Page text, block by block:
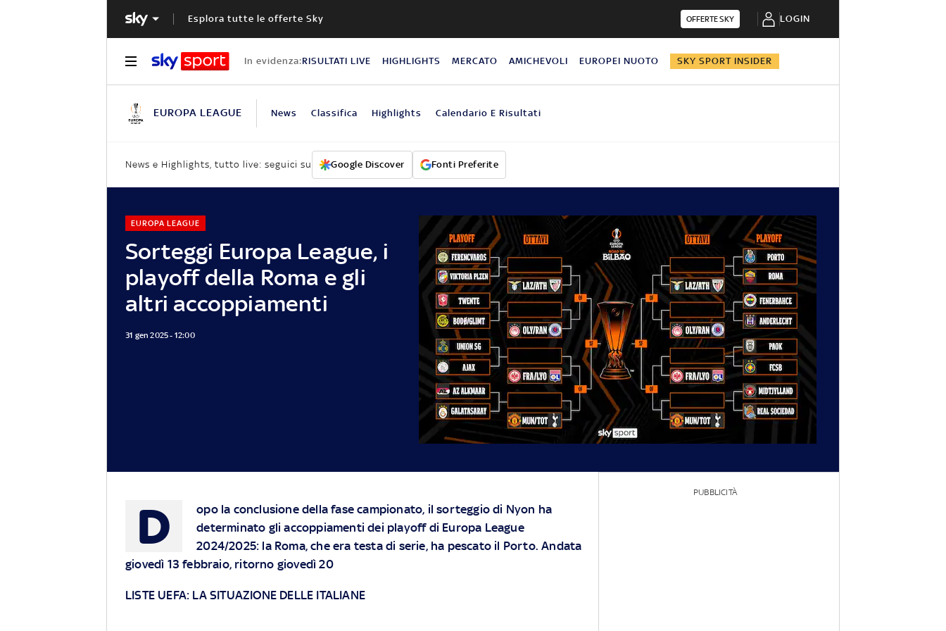
Esplora tutte le offerte Sky OFFERTE SKY LOGIN
In evidenza:RISULTATI LIVE HIGHLIGHTS MERCATO AMICHEVOLI EUROPEI NUOTO SKY SPORT INSIDER
EUROPA LEAGUE News Classifica Highlights Calendario E Risultati
News e Highlights, tutto live: seguici su Google Discover Fonti Preferite
Sorteggi Europa League, i
playoff della Roma e gli
altri accoppiamenti
EUROPA LEAGUE
31 gen 2025 - 12:00
D
opo la conclusione della fase campionato, il sorteggio di Nyon ha
determinato gli accoppiamenti dei playoff di Europa League
2024/2025: la Roma, che era testa di serie, ha pescato il Porto. Andata
giovedì 13 febbraio, ritorno giovedì 20
LISTE UEFA: LA SITUAZIONE DELLE ITALIANE
PUBBLICITÀ